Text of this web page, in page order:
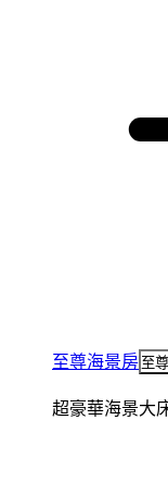
至尊海景房 至
超豪華海景大